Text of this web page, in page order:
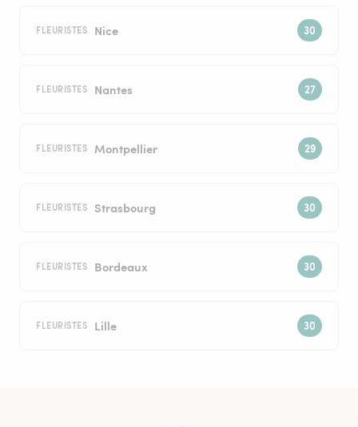
FLEURISTES Nice
FLEURISTES Nantes
FLEURISTES Montpellier
FLEURISTES Strasbourg
FLEURISTES Bordeaux
FLEURISTES Lille